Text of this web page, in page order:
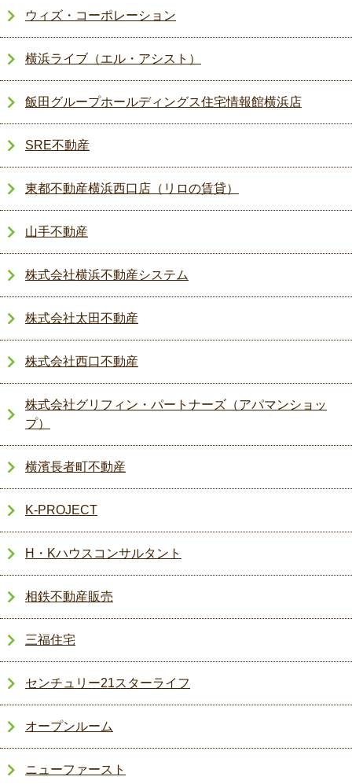
ウィズ・コーポレーション
横浜ライブ（エル・アシスト）
飯田グループホールディングス住宅情報館横浜店
SRE不動産
東都不動産横浜西口店（リロの賃貸）
山手不動産
株式会社横浜不動産システム
株式会社太田不動産
株式会社西口不動産
株式会社グリフィン・パートナーズ（アパマンショッ
プ）
横濱長者町不動産
K-PROJECT
H・Kハウスコンサルタント
相鉄不動産販売
三福住宅
センチュリー21スターライフ
オープンルーム
ニューファースト